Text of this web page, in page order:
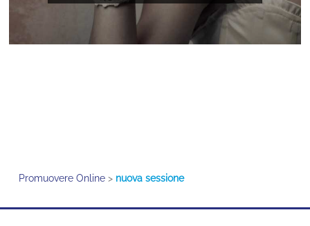
Promuovere Online> nuova sessione